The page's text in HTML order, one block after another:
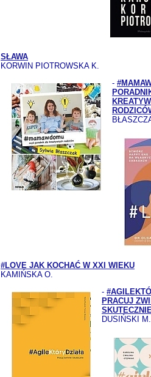
SŁAWA
KORWIN PIOTROWSKA K.
-
#LOVE JAK KOCHAĆ W XXI WIEKU
KAMIŃSKA O.
-
PRACUJ
DUSIŃSKI